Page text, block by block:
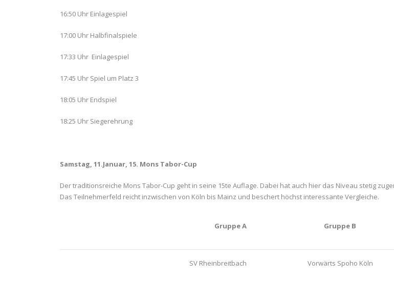
16:50 Uhr Einlagespiel
17:00 Uhr Halbfinalspiele
17:33 Uhr Einlagespiel
17:45 Uhr Spiel um Platz 3
18:05 Uhr Endspiel
18:25 Uhr Siegerehrung
Samstag, 11.Januar, 15. Mons Tabor-Cup
Der traditionsreiche Mons Tabor-Cup geht in seine 15te Auflage. Dabei hat auch hier das Niveau stetig
Das Teilnehmerfeld reicht inzwischen von Köln bis Mainz und beschert höchst interessante Vergleiche.
Gruppe A Gruppe B
SV Rheinbreitbach Vorwärts Spoho Köln